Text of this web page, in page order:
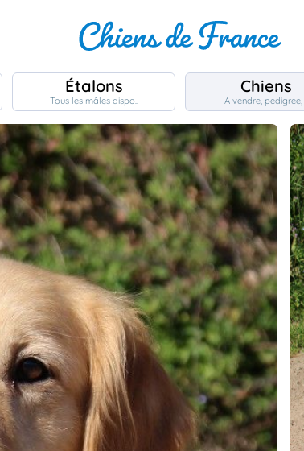
Étalons
Tous les mâles dispo..
Chiens
A vendre, pedigree, ..